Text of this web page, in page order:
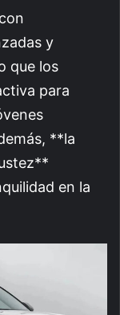
y
que los
para
**la
en la